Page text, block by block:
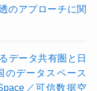
のアプローチに関
データ共有圏と日
のデータスペース
／可信数据空